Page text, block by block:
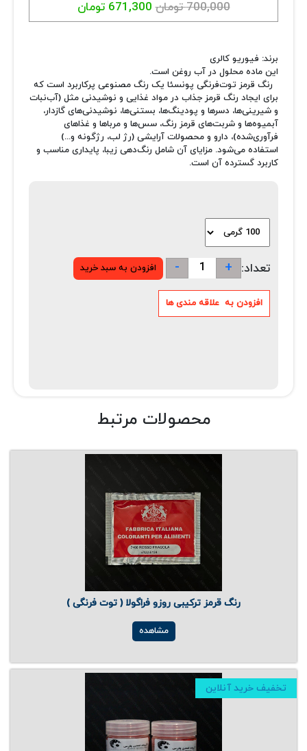
700,000 تومان
671,300 تومان
برند: فیوریو کالری
این ماده محلول در آب روغن است.
رنگ قرمز توت‌فرنگی پونسئا یک رنگ مصنوعی پرکاربرد است که
برای ایجاد رنگ قرمز جذاب در مواد غذایی و نوشیدنی مثل (آب‌نبات
و شیرینی‌ها، دسرها و پودینگ‌ها، بستنی‌ها، نوشیدنی‌های گازدار،
آبمیوه‌ها و شربت‌های قرمز رنگ، سس‌ها و مرباها و غذاهای
فرآوری‌شده)، دارو و محصولات آرایشی (رژ لب، رژگونه و...)
استفاده می‌شود. مزایای آن شامل رنگ‌دهی زیبا، پایداری مناسب و
کاربرد گسترده آن است.
تعداد: +
-
محصولات مرتبط
رنگ قرمز ترکیبی روزو فراگولا ( توت فرنگی )
مشاهده
تخفیف خرید آنلاین